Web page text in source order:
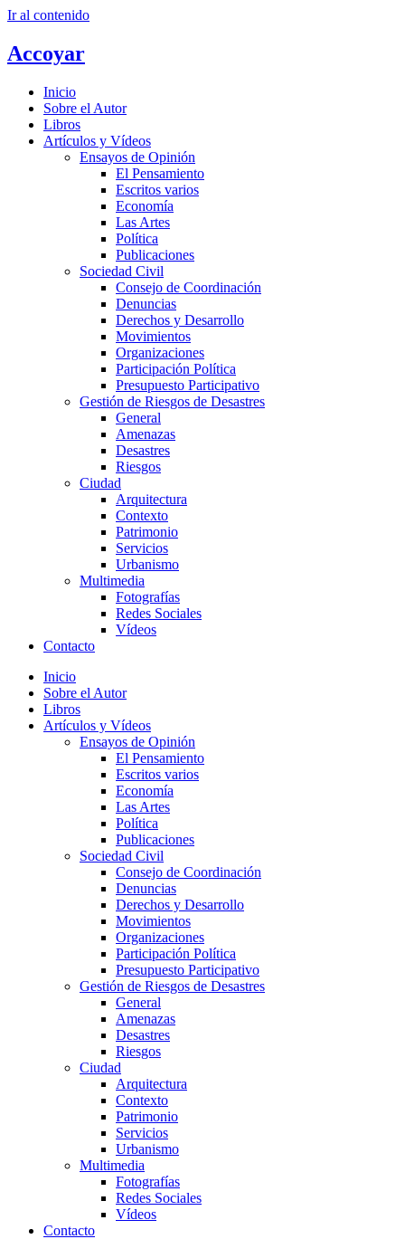
Ir al contenido
Accoyar
Inicio
Sobre el Autor
Libros
Artículos y Vídeos
Ensayos de Opinión
El Pensamiento
Escritos varios
Economía
Las Artes
Política
Publicaciones
Sociedad Civil
Consejo de Coordinación
Denuncias
Derechos y Desarrollo
Movimientos
Organizaciones
Participación Política
Presupuesto Participativo
Gestión de Riesgos de Desastres
General
Amenazas
Desastres
Riesgos
Ciudad
Arquitectura
Contexto
Patrimonio
Servicios
Urbanismo
Multimedia
Fotografías
Redes Sociales
Vídeos
Contacto
Inicio
Sobre el Autor
Libros
Artículos y Vídeos
Ensayos de Opinión
El Pensamiento
Escritos varios
Economía
Las Artes
Política
Publicaciones
Sociedad Civil
Consejo de Coordinación
Denuncias
Derechos y Desarrollo
Movimientos
Organizaciones
Participación Política
Presupuesto Participativo
Gestión de Riesgos de Desastres
General
Amenazas
Desastres
Riesgos
Ciudad
Arquitectura
Contexto
Patrimonio
Servicios
Urbanismo
Multimedia
Fotografías
Redes Sociales
Vídeos
Contacto